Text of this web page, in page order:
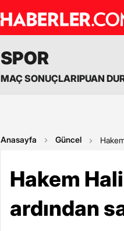
SPOR
MAÇ SONUÇLARIPUAN
Anasayfa Güncel
Hakem
ardından